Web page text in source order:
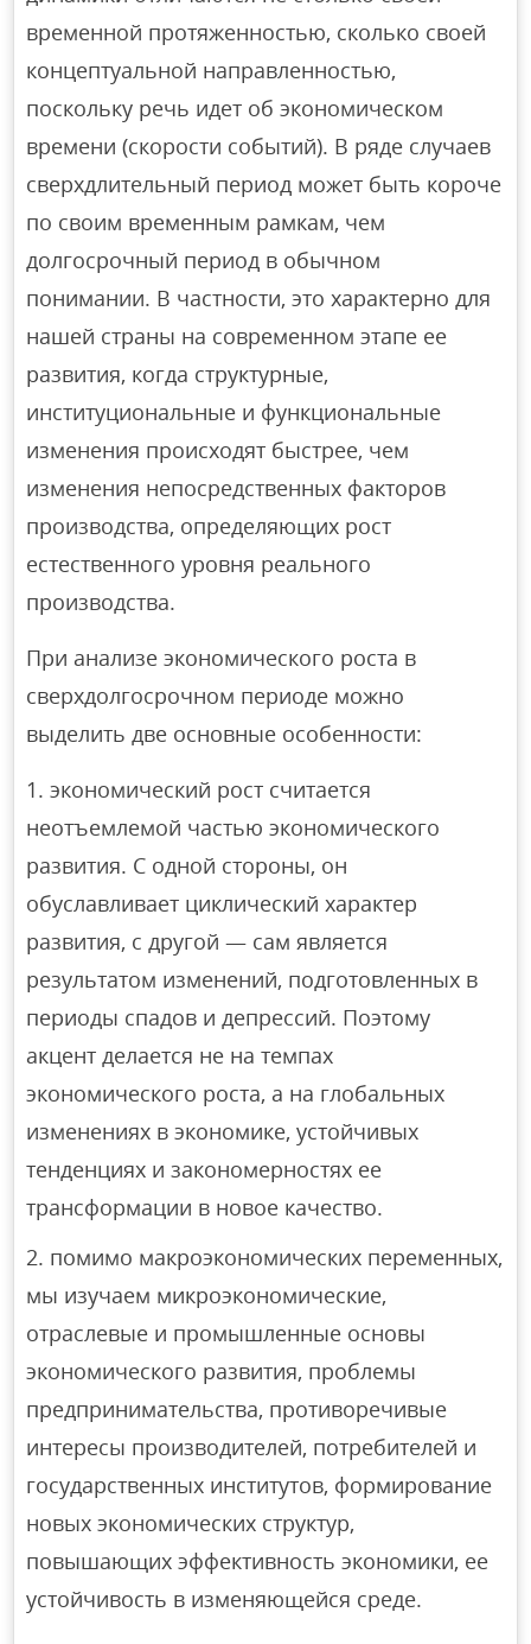
временной протяженностью, сколько своей
концептуальной направленностью,
поскольку речь идет об экономическом
времени (скорости событий). В ряде случаев
сверхдлительный период может быть короче
по своим временным рамкам, чем
долгосрочный период в обычном
понимании. В частности, это характерно для
нашей страны на современном этапе ее
развития, когда структурные,
институциональные и функциональные
изменения происходят быстрее, чем
изменения непосредственных факторов
производства, определяющих рост
естественного уровня реального
производства.
При анализе экономического роста в
сверхдолгосрочном периоде можно
выделить две основные особенности:
экономический рост считается
неотъемлемой частью экономического
развития. С одной стороны, он
обуславливает циклический характер
развития, с другой — сам является
результатом изменений, подготовленных в
периоды спадов и депрессий. Поэтому
акцент делается не на темпах
экономического роста, а на глобальных
изменениях в экономике, устойчивых
тенденциях и закономерностях ее
трансформации в новое качество.
помимо макроэкономических переменных,
мы изучаем микроэкономические,
отраслевые и промышленные основы
экономического развития, проблемы
предпринимательства, противоречивые
интересы производителей, потребителей и
государственных институтов, формирование
новых экономических структур,
повышающих эффективность экономики, ее
устойчивость в изменяющейся среде.